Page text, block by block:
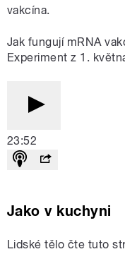
vakcína.
Jak fungují mRNA
Experiment z 1.
23:52
Jako v kuchyni
Lidské tělo čte tuto